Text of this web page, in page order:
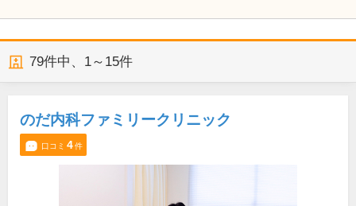
79件中、 1～15件
のだ内科ファミリークリニック
口コミ 4件